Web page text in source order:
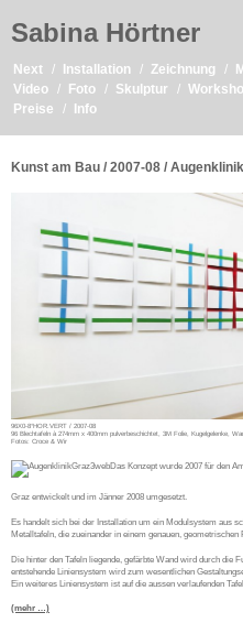
Sabina Hörtner
Next Installation Zeichnung
Video
Foto Skulptur
Preise
Info
Kunst am Bau / 2007-08 /
96X0-8°HOR.VERT / 2007-08
96 Blechtafeln à 274mm x 400mm pulverbeschichtet, 3M Folie, Kugelgelenke,
Fotos: Croce & Wir
Das Konzept wurde 2007 für den
Graz entwickelt und im Jänner 2008 umgesetzt.
Es handelt sich bei der Installation um ein Modulsystem aus
Metalltafeln, die zueinander in einem genauen, geometrischen
Die hinter den Tafeln liegende, gefärbte Wand wird durch die
entstehende Liniensystem wird zum wesentlichen
Ein weiteres Liniensystem ist auf die aussen verlaufenden
(mehr …)